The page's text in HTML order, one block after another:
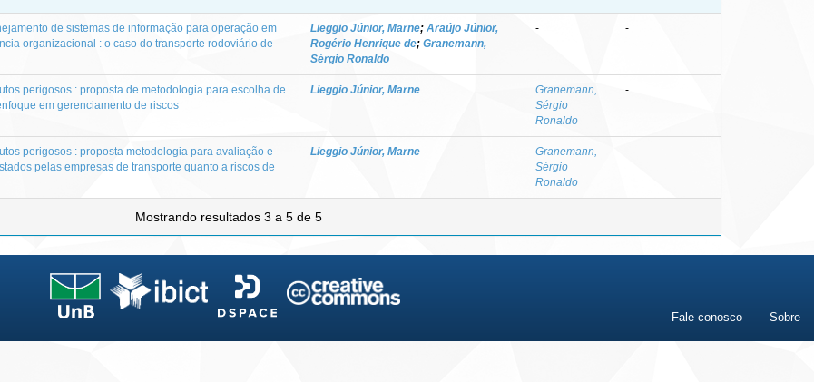
de sistemas de informação para operação em
organizacional : o caso do transporte rodoviário de
Lieggio Júnior, Marne; Araújo Júnior,
Rogério Henrique de; Granemann,
Sérgio Ronaldo
- -
perigosos : proposta de metodologia para escolha de
em gerenciamento de riscos
Lieggio Júnior, Marne
Granemann,
Sérgio
Ronaldo
-
perigosos : proposta metodologia para avaliação e
pelas empresas de transporte quanto a riscos de
Lieggio Júnior, Marne
Granemann,
Sérgio
Ronaldo
-
Mostrando resultados 3 a 5 de 5
Fale conosco Sobre